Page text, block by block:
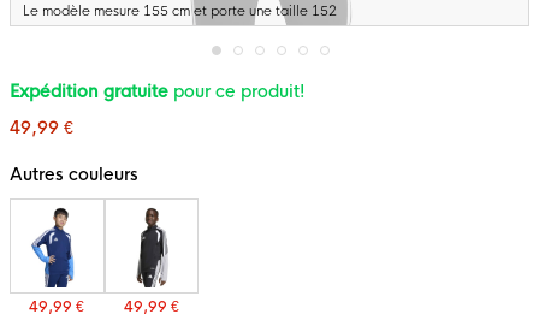
Le modèle mesure 155 cm et porte une taille 152
Passer
au
de
Galerie
Expédition gratuite pour ce produit!
49,99 €
Autres couleurs
49,99 € 49,99 €